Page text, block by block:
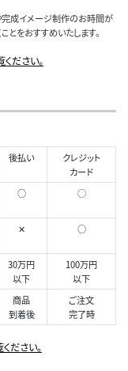
完成イメージ制作のお時間が
とをおすすめいたします。
ださい。
後払い
クレジット
カード
○ ◯
✕ ○
30万円
以下
100万円
以下
商品
到着後
ご注文
完了時
ださい。